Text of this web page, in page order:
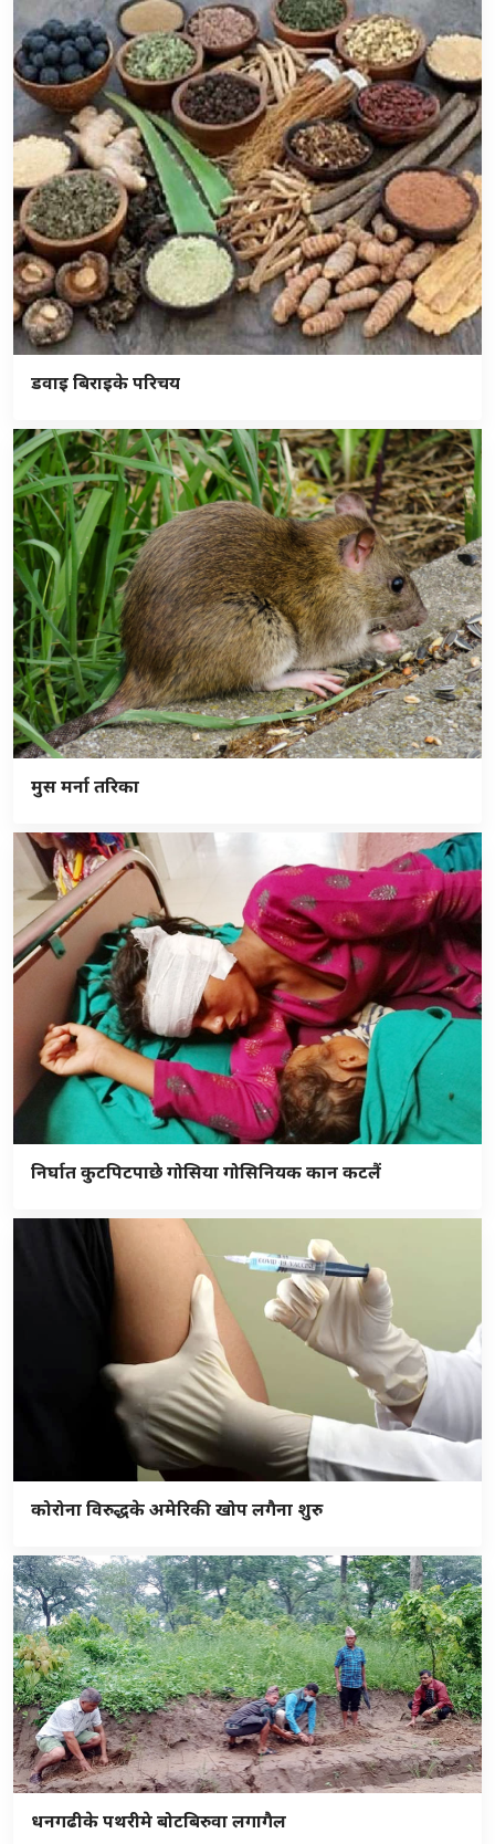
डवाइ बिराइके परिचय
मुस मर्ना तरिका
निर्घात कुटपिटपाछे गोसिया गोसिनियक कान कटलैं
कोरोना विरुद्धके अमेरिकी खोप लगैना शुरु
धनगढीके पथरीमे बोटबिरुवा लगागैल